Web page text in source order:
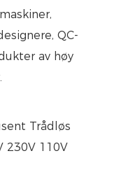
QC-
av høy